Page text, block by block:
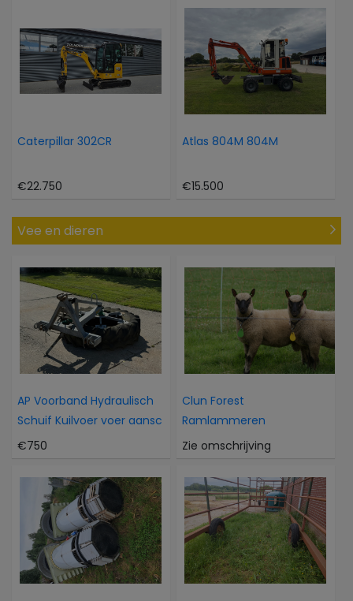
Caterpillar 302CR
€22.750
Atlas 804M 804M
€15.500
Vee en dieren
AP Voorband Hydraulisch
Schuif Kuilvoer voer aansc
€750
Clun Forest
Ramlammeren
Zie omschrijving